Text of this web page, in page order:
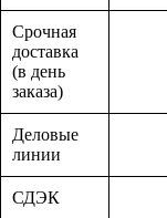
Срочная
доставка
(в день
заказа)
Деловые
линии
СДЭК